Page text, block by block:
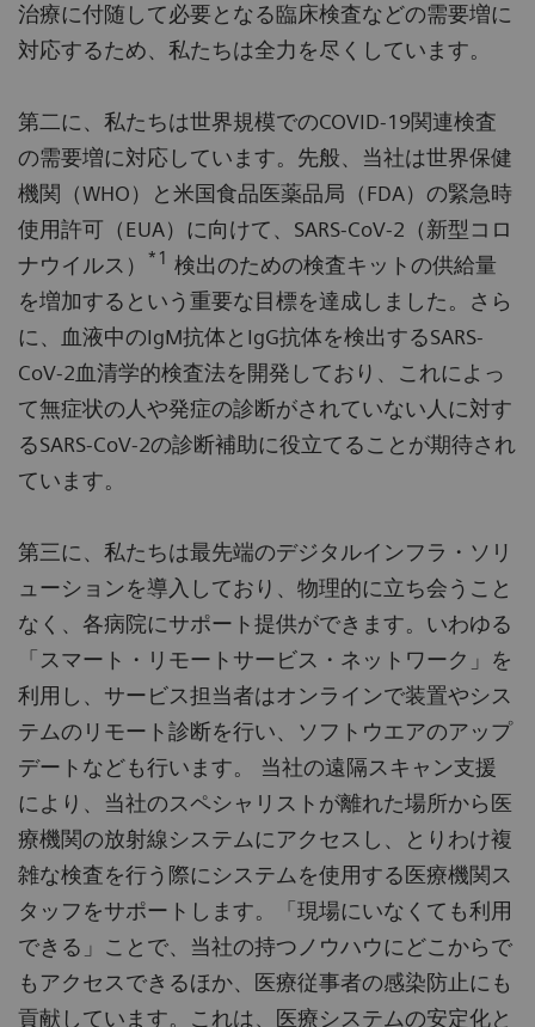
治療に付随して必要となる臨床検査などの需要増に
対応するため、私たちは全力を尽くしています。
第二に、私たちは世界規模でのCOVID-19関連検査
の需要増に対応しています。先般、当社は世界保健
機関（WHO）と米国食品医薬品局（FDA）の緊急時
使用許可（EUA）に向けて、SARS-CoV-2（新型コロ
ナウイルス）
*1 検出のための検査キットの供給量
を増加するという重要な目標を達成しました。さら
に、血液中のIgM抗体とIgG抗体を検出するSARS-
CoV-2血清学的検査法を開発しており、これによっ
て無症状の人や発症の診断がされていない人に対す
るSARS-CoV-2の診断補助に役立てることが期待され
ています。
第三に、私たちは最先端のデジタルインフラ・ソリ
ューションを導入しており、物理的に立ち会うこと
なく、各病院にサポート提供ができます。いわゆる
「スマート・リモートサービス・ネットワーク」を
利用し、サービス担当者はオンラインで装置やシス
テムのリモート診断を行い、ソフトウエアのアップ
デートなども行います。 当社の遠隔スキャン支援
により、当社のスペシャリストが離れた場所から医
療機関の放射線システムにアクセスし、とりわけ複
雑な検査を行う際にシステムを使用する医療機関ス
タッフをサポートします。「現場にいなくても利用
できる」ことで、当社の持つノウハウにどこからで
もアクセスできるほか、医療従事者の感染防止にも
貢献しています。これは、医療システムの安定化と